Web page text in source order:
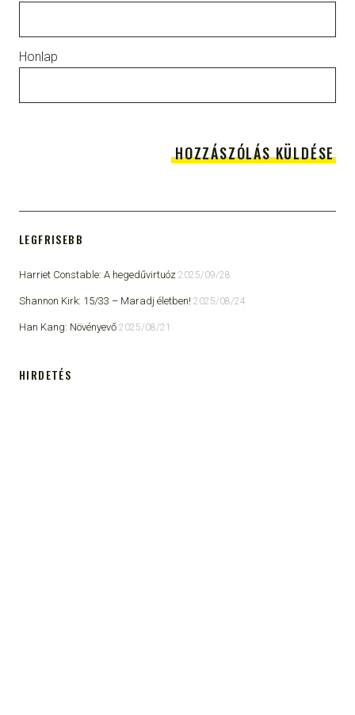
Honlap
LEGFRISEBB
Harriet Constable: A hegedűvirtuóz 2025/09/28
Shannon Kirk: 15/33 ​– Maradj életben! 2025/08/24
Han Kang: Növényevő 2025/08/21
HIRDETÉS